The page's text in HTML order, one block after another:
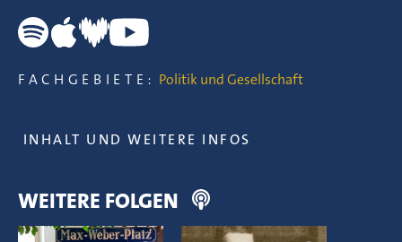
FACHGEBIETE: Politik und Gesellschaft
INHALT UND WEITERE INFOS
WEITERE FOLGEN